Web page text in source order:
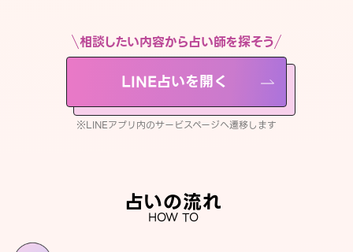
相談したい内容から占い師を探そう
LINE占いを開く
※LINEアプリ内のサービスページへ遷移します
占いの流れ
HOW TO